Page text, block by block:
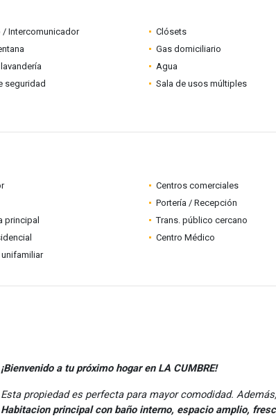
/ Intercomunicador
Clósets
Gas domiciliario
Agua
seguridad
Sala de usos múltiples
Centros comerciales
Portería / Recepción
principal
Trans. público cercano
Centro Médico
¡Bienvenido a tu próximo hogar en LA CUMBRE!
Esta propiedad es perfecta para mayor comodidad.
Habitacion principal con baño interno, espacio amplio,